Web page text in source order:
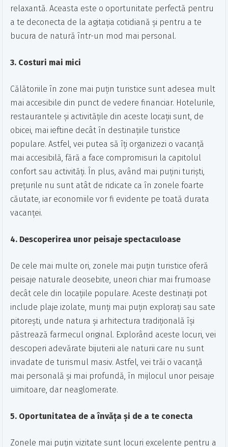
relaxantă. Aceasta este o oportunitate perfectă pentru
a te deconecta de la agitația cotidiană și pentru a te
bucura de natură într-un mod mai personal.
3. Costuri mai mici
Călătoriile în zone mai puțin turistice sunt adesea mult
mai accesibile din punct de vedere financiar. Hotelurile,
restaurantele și activitățile din aceste locații sunt, de
obicei, mai ieftine decât în destinațiile turistice
populare. Astfel, vei putea să îți organizezi o vacanță
mai accesibilă, fără a face compromisuri la capitolul
confort sau activități. În plus, având mai puțini turiști,
prețurile nu sunt atât de ridicate ca în zonele foarte
căutate, iar economiile vor fi evidente pe toată durata
vacanței.
4. Descoperirea unor peisaje spectaculoase
De cele mai multe ori, zonele mai puțin turistice oferă
peisaje naturale deosebite, uneori chiar mai frumoase
decât cele din locațiile populare. Aceste destinații pot
include plaje izolate, munți mai puțin explorați sau sate
pitorești, unde natura și arhitectura tradițională își
păstrează farmecul original. Explorând aceste locuri, vei
descoperi adevărate bijuterii ale naturii care nu sunt
invadate de turismul masiv. Astfel, vei trăi o vacanță
mai personală și mai profundă, în mijlocul unor peisaje
uimitoare, dar neaglomerate.
5. Oportunitatea de a învăța și de a te conecta
Zonele mai puțin vizitate sunt locuri excelente pentru a